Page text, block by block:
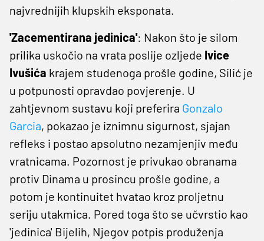
najvrednijih klupskih eksponata.
'Zacementirana jedinica': Nakon što je silom
prilika uskočio na vrata poslije ozljede Ivice
Ivušića krajem studenoga prošle godine, Silić je
u potpunosti opravdao povjerenje. U
zahtjevnom sustavu koji preferira Gonzalo
Garcia, pokazao je iznimnu sigurnost, sjajan
refleks i postao apsolutno nezamjenjiv među
vratnicama. Pozornost je privukao obranama
protiv Dinama u prosincu prošle godine, a
potom je kontinuitet hvatao kroz proljetnu
seriju utakmica. Pored toga što se učvrstio kao
'jedinica' Bijelih, Njegov potpis produženja